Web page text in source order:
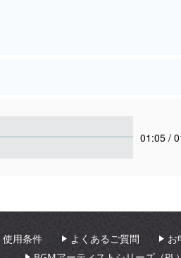
Current
01:05 /
使用条件 よくあるご質問
お